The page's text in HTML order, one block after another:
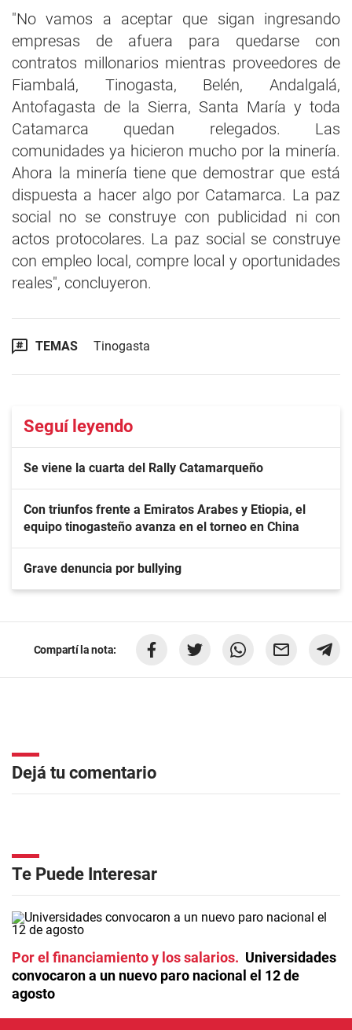
"No vamos a aceptar que sigan ingresando
empresas de afuera para quedarse con
contratos millonarios mientras proveedores de
Fiambalá, Tinogasta, Belén, Andalgalá,
Antofagasta de la Sierra, Santa María y toda
Catamarca quedan relegados. Las
comunidades ya hicieron mucho por la minería.
Ahora la minería tiene que demostrar que está
dispuesta a hacer algo por Catamarca. La paz
social no se construye con publicidad ni con
actos protocolares. La paz social se construye
con empleo local, compre local y oportunidades
reales", concluyeron.
TEMAS Tinogasta
Seguí leyendo
Se viene la cuarta del Rally Catamarqueño
Con triunfos frente a Emiratos Arabes y Etiopia, el
equipo tinogasteño avanza en el torneo en China
Grave denuncia por bullying
Compartí la nota:
Dejá tu comentario
Te Puede Interesar
Por el financiamiento y los salarios
Universidades
convocaron a un nuevo paro nacional el 12 de
agosto